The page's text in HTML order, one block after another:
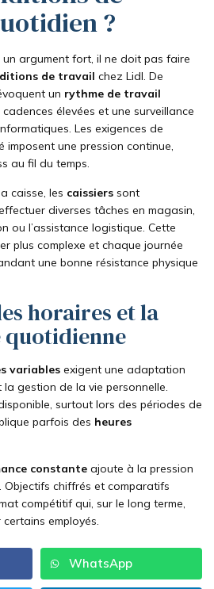
?
un argument fort, il ne doit pas faire
de travail chez Lidl. De
un rythme de travail
élevées et une surveillance
Les exigences de
imposent une pression continue,
au fil du temps.
caisse, les caissiers sont
diverses tâches en magasin,
ou l’assistance logistique. Cette
plus complexe et chaque journée
une bonne résistance physique
horaires et la
variables exigent une adaptation
gestion de la vie personnelle.
surtout lors des périodes de
parfois des heures
constante ajoute à la pression
Objectifs chiffrés et comparatifs
compétitif qui, sur le long terme,
employés.
WhatsApp